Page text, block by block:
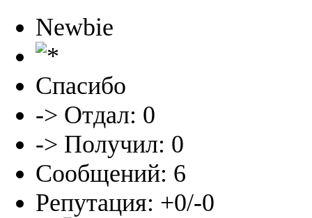
Newbie
Спасибо
-> Отдал: 0
-> Получил: 0
Сообщений: 6
Репутация: +0/-0